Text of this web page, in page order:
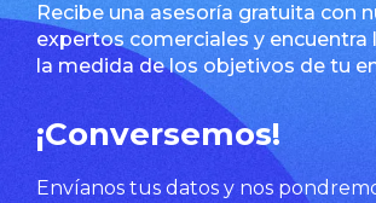
Recibe una asesoría gratuita con
expertos comerciales y encuentra
la medida de los objetivos de tu
¡Conversemos!
Envíanos tus datos y nos